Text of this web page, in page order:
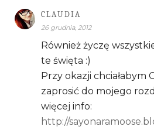
CLAUDIA
26 grudnia, 2012
Również życzę
te święta :)
Przy okazji chciałabym
zaprosić do mojego
więcej info:
http://